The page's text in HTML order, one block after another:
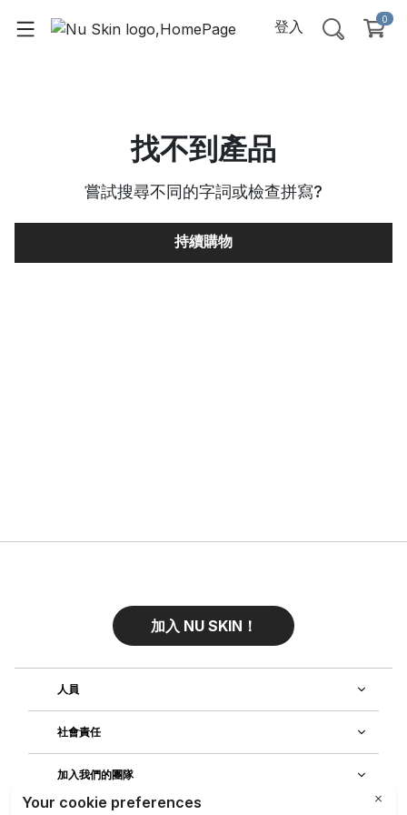
登入 0
找不到產品
嘗試搜尋不同的字詞或檢查拼寫?
持續購物
加入 NU SKIN！
人員
社會責任
加入我們的團隊